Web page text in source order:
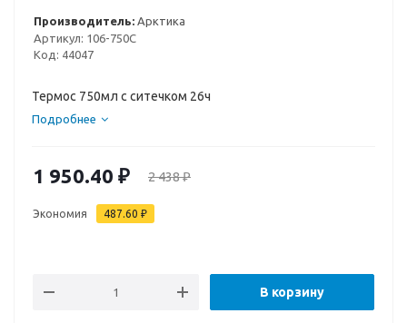
Производитель: Арктика
Артикул: 106-750C
Код: 44047
Термос 750мл с ситечком 26ч
Подробнее
1 950.40 ₽ 2 438₽
Экономия 487.60 ₽
В корзину